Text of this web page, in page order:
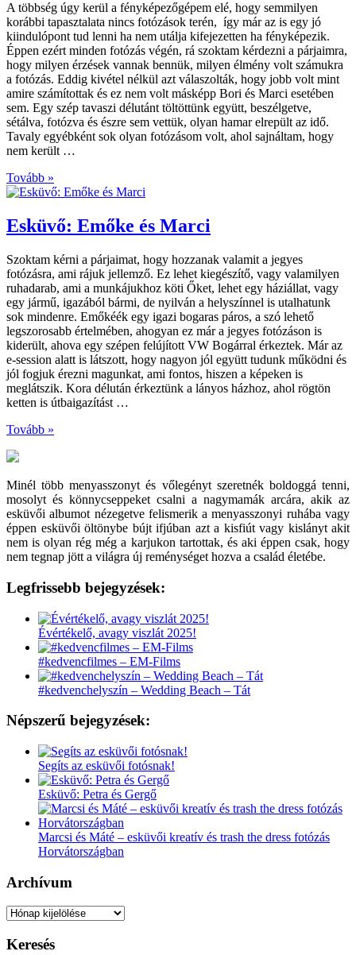
A többség úgy kerül a fényképezőgépem elé, hogy semmilyen
korábbi tapasztalata nincs fotózások terén, így már az is egy jó
kiindulópont tud lenni ha nem utálja kifejezetten ha fényképezik.
Éppen ezért minden fotózás végén, rá szoktam kérdezni a párjaimra,
hogy milyen érzések vannak bennük, milyen élmény volt számukra
a fotózás. Eddig kivétel nélkül azt válaszolták, hogy jobb volt mint
amire számítottak és ez nem volt másképp Bori és Marci esetében
sem. Egy szép tavaszi délutánt töltöttünk együtt, beszélgetve,
sétálva, fotózva és észre sem vettük, olyan hamar elrepült az idő.
Tavaly egyébként sok olyan fotózásom volt, ahol sajnáltam, hogy
nem került …
Tovább »
Esküvő: Emőke és Marci
Szoktam kérni a párjaimat, hogy hozzanak valamit a jegyes
fotózásra, ami rájuk jellemző. Ez lehet kiegészítő, vagy valamilyen
ruhadarab, ami a munkájukhoz köti Őket, lehet egy háziállat, vagy
egy jármű, igazából bármi, de nyilván a helyszínnel is utalhatunk
sok mindenre. Emőkéék egy igazi bogaras páros, a szó lehető
legszorosabb értelmében, ahogyan ez már a jegyes fotózáson is
kiderült, ahova egy szépen felújított VW Bogárral érkeztek. Már az
e-session alatt is látszott, hogy nagyon jól együtt tudunk működni és
jól fogjuk érezni magunkat, ami fontos, hiszen a képeken is
meglátszik. Kora délután érkeztünk a lányos házhoz, ahol rögtön
ketten is útbaigazítást …
Tovább »
Minél több menyasszonyt és vőlegényt szeretnék boldoggá tenni,
mosolyt és könnycseppeket csalni a nagymamák arcára, akik az
esküvői albumot nézegetve felismerik a menyasszonyi ruhába vagy
éppen esküvői öltönybe bújt ifjúban azt a kisfiút vagy kislányt akit
nem is olyan rég még a karjukon tartottak, és aki éppen csak, hogy
nem tegnap jött a világra új reménységet hozva a család életébe.
Legfrissebb bejegyzések:
Évértékelő, avagy viszlát 2025!
#kedvencfilmes – EM-Films
#kedvenchelyszín – Wedding Beach – Tát
Népszerű bejegyzések:
Segíts az esküvői fotósnak!
Esküvő: Petra és Gergő
Marcsi és Máté – esküvői kreatív és trash the dress fotózás
Horvátországban
Archívum
Archívum
Keresés